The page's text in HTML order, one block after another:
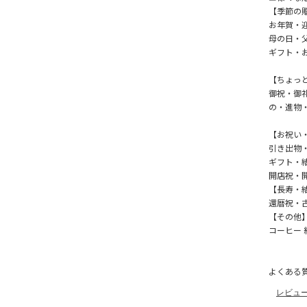
【季節の
お年賀・
母の日・
ギフト・
【ちょ
御祝・御
の・進物
【お祝
引き出物
ギフト・
開店祝・
【長寿
還暦祝・
【その他
コーヒー
よくある
レビュ